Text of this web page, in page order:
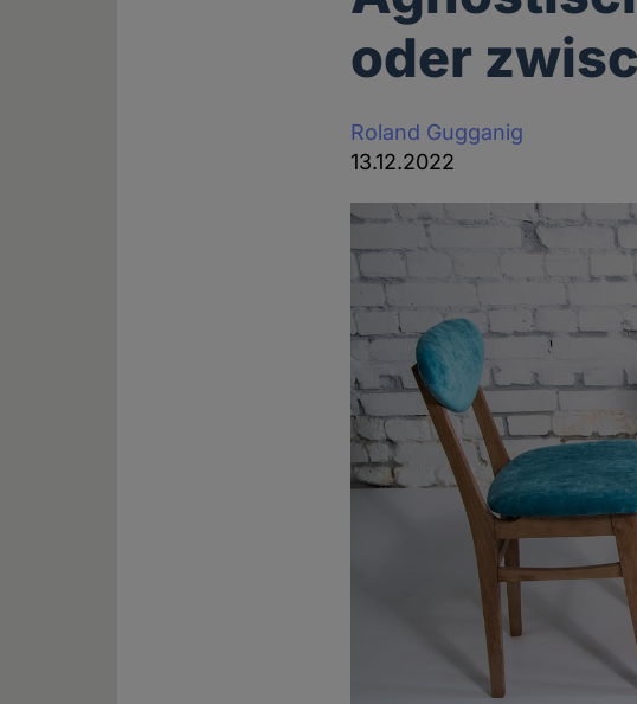
oder
Roland Gugganig
13.12.2022